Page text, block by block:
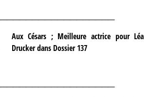
Aux Césars ; Meilleure actrice pour Léa
Drucker dans Dossier 137